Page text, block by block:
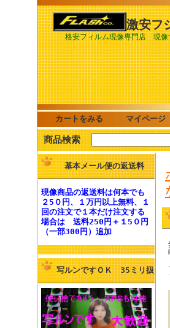
激安フ
格安フィルム現像専門店 現像
カートをみる マイページ
商品検索
基本メール便の返送料
現像商品の返送料は何本でも
２5０円、１万円以上無料、１
回の注文で１本だけ注文する
場合は 送料250円 ＋１5０円
（一部300円）追加
写ルンですＯＫ 35ミリ扱